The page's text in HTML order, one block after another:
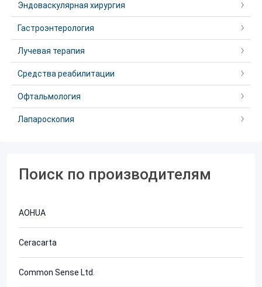
Эндоваскулярная хирургия
Гастроэнтерология
Лучевая терапия
Средства реабилитации
Офтальмология
Лапароскопия
Поиск по производителям
AOHUA
Ceracarta
Common Sense Ltd.